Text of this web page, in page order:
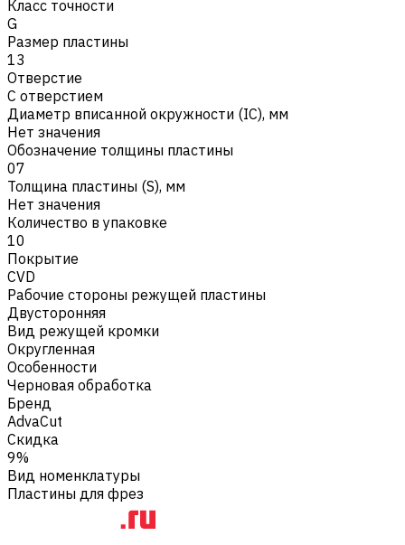
Класс точности
G
Размер пластины
13
Отверстие
С отверстием
Диаметр вписанной окружности (IC), мм
Нет значения
Обозначение толщины пластины
07
Толщина пластины (S), мм
Нет значения
Количество в упаковке
10
Покрытие
CVD
Рабочие стороны режущей пластины
Двусторонняя
Вид режущей кромки
Округленная
Особенности
Черновая обработка
Бренд
AdvaCut
Скидка
9%
Вид номенклатуры
Пластины для фрез